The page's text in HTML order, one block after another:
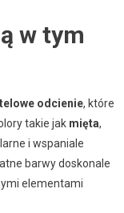
w tym
odcienie, które
takie jak mięta,
i wspaniale
barwy doskonale
elementami